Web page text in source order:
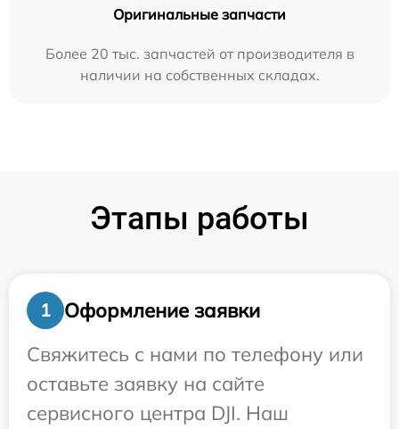
Оригинальные запчасти
Более 20 тыс. запчастей от производителя в
наличии на собственных складах.
Этапы работы
1
Оформление заявки
Свяжитесь с нами по телефону или
оставьте заявку на сайте
сервисного центра DJI. Наш